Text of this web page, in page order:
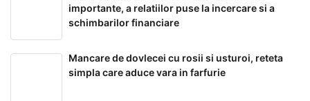
importante, a relatiilor puse la incercare si a
schimbarilor financiare
Mancare de dovlecei cu rosii si usturoi, reteta
simpla care aduce vara in farfurie